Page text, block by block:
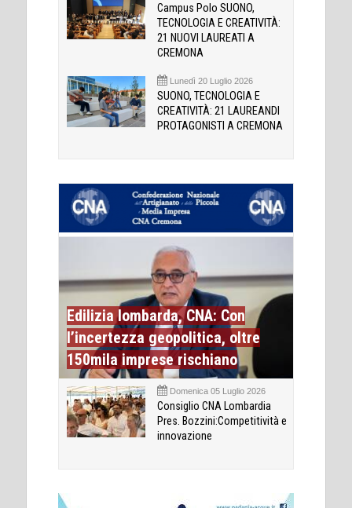
Campus Polo SUONO,
TECNOLOGIA E CREATIVITÀ:
21 NUOVI LAUREATI A
CREMONA
Lunedì 20 Luglio 2026
SUONO, TECNOLOGIA E
CREATIVITÀ: 21 LAUREANDI
PROTAGONISTI A CREMONA
Edilizia lombarda, CNA: Con
l’incertezza geopolitica, oltre
150mila imprese rischiano
Domenica 05 Luglio 2026
Consiglio CNA Lombardia
Pres. Bozzini:Competitività e
innovazione